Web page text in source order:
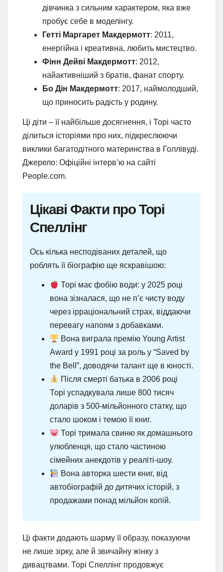
дівчинка з сильним характером, яка вже
пробує себе в моделінгу.
Гетті Маргарет Макдермотт: 2011,
енергійна і креативна, любить мистецтво.
Фінн Дейві Макдермотт: 2012,
найактивніший з братів, фанат спорту.
Бо Дін Макдермотт: 2017, наймолодший,
що приносить радість у родину.
Ці діти – її найбільше досягнення, і Торі часто
ділиться історіями про них, підкреслюючи
виклики багатодітного материнства в Голлівуді.
Джерело: Офіційні інтерв’ю на сайті
People.com.
Цікаві Факти про Торі
Спеллінг
Ось кілька несподіваних деталей, що
роблять її біографію ще яскравішою:
Торі має фобію води: у 2025 році
вона зізналася, що не п’є чисту воду
через ірраціональний страх, віддаючи
перевагу напоям з добавками.
Вона виграла премію Young Artist
Award у 1991 році за роль у “Saved by
the Bell”, доводячи талант ще в юності.
Після смерті батька в 2006 році
Торі успадкувала лише 800 тисяч
доларів з 500-мільйонного статку, що
стало шоком і темою її книг.
Торі тримала свиню як домашнього
улюбленця, що стало частиною
сімейних анекдотів у реаліті-шоу.
Вона авторка шести книг, від
автобіографій до дитячих історій, з
продажами понад мільйон копій.
Ці факти додають шарму її образу, показуючи
не лише зірку, але й звичайну жінку з
дивацтвами. Торі Спеллінг продовжує